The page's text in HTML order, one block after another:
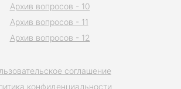
соглашение
конфиденциальности
Архив вопросов - 10
Архив вопросов - 11
Архив вопросов - 12